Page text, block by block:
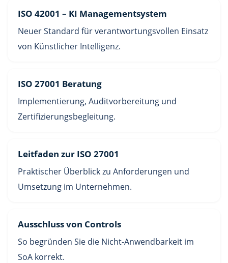
ISO 42001 – KI Managementsystem
Neuer Standard für verantwortungsvollen Einsatz
von Künstlicher Intelligenz.
ISO 27001 Beratung
Implementierung, Auditvorbereitung und
Zertifizierungsbegleitung.
Leitfaden zur ISO 27001
Praktischer Überblick zu Anforderungen und
Umsetzung im Unternehmen.
Ausschluss von Controls
So begründen Sie die Nicht-Anwendbarkeit im
SoA korrekt.